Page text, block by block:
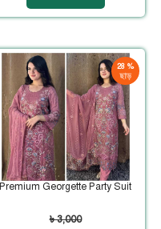
28 %
ছাড়
Premium Georgette Party Suit
৳ 3,000